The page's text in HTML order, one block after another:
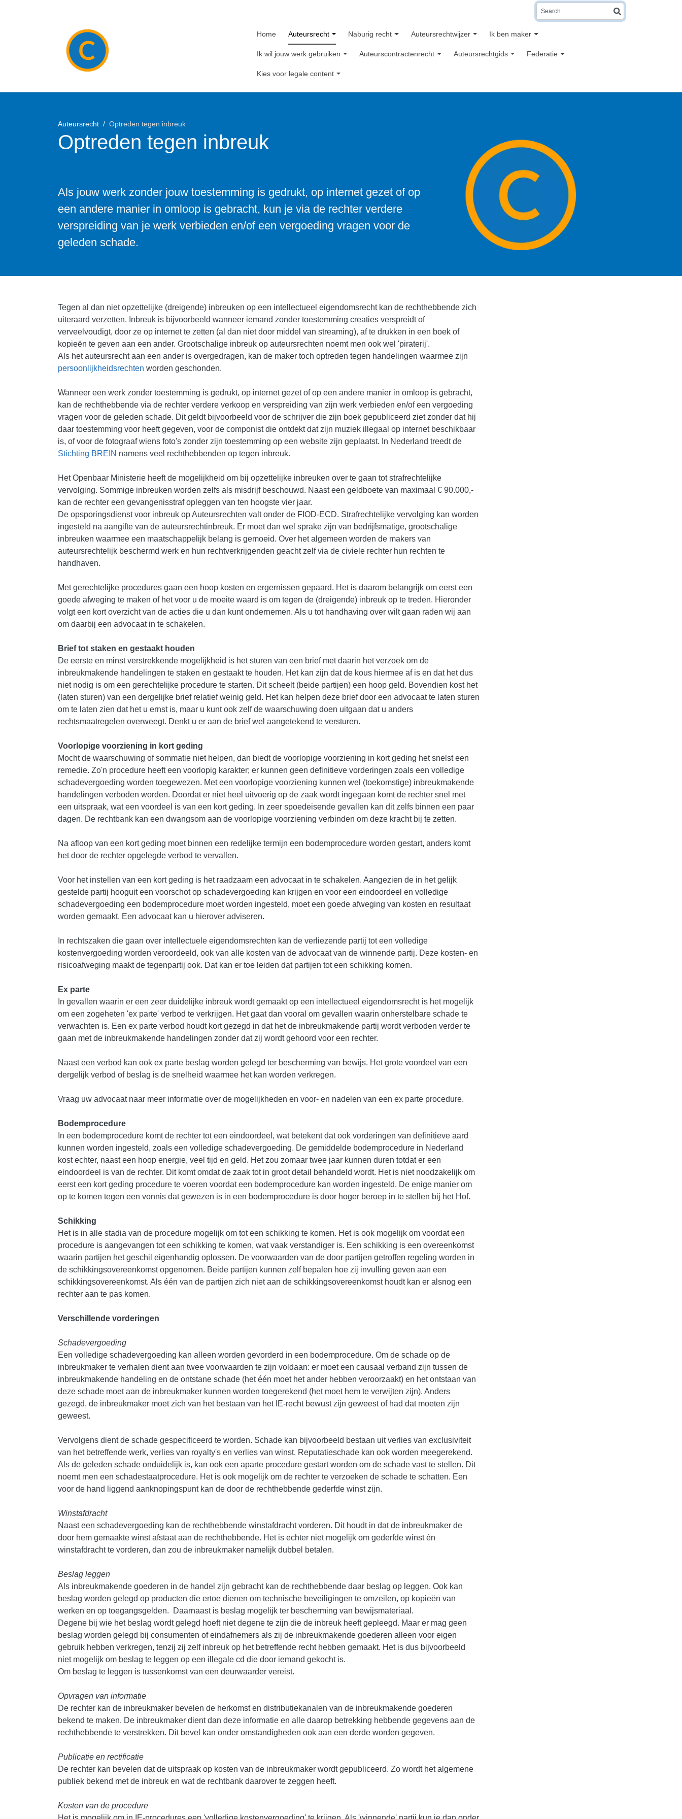
Home Auteursrecht Naburig recht Auteursrechtwijzer Ik ben maker
Ik wil jouw werk gebruiken Auteurscontractenrecht Auteursrechtgids Federatie
Kies voor legale content
Auteursrecht Optreden tegen inbreuk
Optreden tegen inbreuk
Als jouw werk zonder jouw toestemming is gedrukt, op internet gezet of op
een andere manier in omloop is gebracht, kun je via de rechter verdere
verspreiding van je werk verbieden en/of een vergoeding vragen voor de
geleden schade.
Tegen al dan niet opzettelijke (dreigende) inbreuken op een intellectueel eigendomsrecht kan de rechthebbende zich
uiteraard verzetten. Inbreuk is bijvoorbeeld wanneer iemand zonder toestemming creaties verspreidt of
verveelvoudigt, door ze op internet te zetten (al dan niet door middel van streaming), af te drukken in een boek of
kopieën te geven aan een ander. Grootschalige inbreuk op auteursrechten noemt men ook wel 'piraterij'.
Als het auteursrecht aan een ander is overgedragen, kan de maker toch optreden tegen handelingen waarmee zijn
persoonlijkheidsrechten worden geschonden.
Wanneer een werk zonder toestemming is gedrukt, op internet gezet of op een andere manier in omloop is gebracht,
kan de rechthebbende via de rechter verdere verkoop en verspreiding van zijn werk verbieden en/of een vergoeding
vragen voor de geleden schade. Dit geldt bijvoorbeeld voor de schrijver die zijn boek gepubliceerd ziet zonder dat hij
daar toestemming voor heeft gegeven, voor de componist die ontdekt dat zijn muziek illegaal op internet beschikbaar
is, of voor de fotograaf wiens foto's zonder zijn toestemming op een website zijn geplaatst. In Nederland treedt de
Stichting BREIN namens veel rechthebbenden op tegen inbreuk.
Het Openbaar Ministerie heeft de mogelijkheid om bij opzettelijke inbreuken over te gaan tot strafrechtelijke
vervolging. Sommige inbreuken worden zelfs als misdrijf beschouwd. Naast een geldboete van maximaal € 90.000,-
kan de rechter een gevangenisstraf opleggen van ten hoogste vier jaar.
De opsporingsdienst voor inbreuk op Auteursrechten valt onder de FIOD-ECD. Strafrechtelijke vervolging kan worden
ingesteld na aangifte van de auteursrechtinbreuk. Er moet dan wel sprake zijn van bedrijfsmatige, grootschalige
inbreuken waarmee een maatschappelijk belang is gemoeid. Over het algemeen worden de makers van
auteursrechtelijk beschermd werk en hun rechtverkrijgenden geacht zelf via de civiele rechter hun rechten te
handhaven.
Met gerechtelijke procedures gaan een hoop kosten en ergernissen gepaard. Het is daarom belangrijk om eerst een
goede afweging te maken of het voor u de moeite waard is om tegen de (dreigende) inbreuk op te treden. Hieronder
volgt een kort overzicht van de acties die u dan kunt ondernemen. Als u tot handhaving over wilt gaan raden wij aan
om daarbij een advocaat in te schakelen.
Brief tot staken en gestaakt houden
De eerste en minst verstrekkende mogelijkheid is het sturen van een brief met daarin het verzoek om de
inbreukmakende handelingen te staken en gestaakt te houden. Het kan zijn dat de kous hiermee af is en dat het dus
niet nodig is om een gerechtelijke procedure te starten. Dit scheelt (beide partijen) een hoop geld. Bovendien kost het
(laten sturen) van een dergelijke brief relatief weinig geld. Het kan helpen deze brief door een advocaat te laten sturen
om te laten zien dat het u ernst is, maar u kunt ook zelf de waarschuwing doen uitgaan dat u anders
rechtsmaatregelen overweegt. Denkt u er aan de brief wel aangetekend te versturen.
Voorlopige voorziening in kort geding
Mocht de waarschuwing of sommatie niet helpen, dan biedt de voorlopige voorziening in kort geding het snelst een
remedie. Zo'n procedure heeft een voorlopig karakter; er kunnen geen definitieve vorderingen zoals een volledige
schadevergoeding worden toegewezen. Met een voorlopige voorziening kunnen wel (toekomstige) inbreukmakende
handelingen verboden worden. Doordat er niet heel uitvoerig op de zaak wordt ingegaan komt de rechter snel met
een uitspraak, wat een voordeel is van een kort geding. In zeer spoedeisende gevallen kan dit zelfs binnen een paar
dagen. De rechtbank kan een dwangsom aan de voorlopige voorziening verbinden om deze kracht bij te zetten.
Na afloop van een kort geding moet binnen een redelijke termijn een bodemprocedure worden gestart, anders komt
het door de rechter opgelegde verbod te vervallen.
Voor het instellen van een kort geding is het raadzaam een advocaat in te schakelen. Aangezien de in het gelijk
gestelde partij hooguit een voorschot op schadevergoeding kan krijgen en voor een eindoordeel en volledige
schadevergoeding een bodemprocedure moet worden ingesteld, moet een goede afweging van kosten en resultaat
worden gemaakt. Een advocaat kan u hierover adviseren.
In rechtszaken die gaan over intellectuele eigendomsrechten kan de verliezende partij tot een volledige
kostenvergoeding worden veroordeeld, ook van alle kosten van de advocaat van de winnende partij. Deze kosten- en
risicoafweging maakt de tegenpartij ook. Dat kan er toe leiden dat partijen tot een schikking komen.
Ex parte
In gevallen waarin er een zeer duidelijke inbreuk wordt gemaakt op een intellectueel eigendomsrecht is het mogelijk
om een zogeheten 'ex parte' verbod te verkrijgen. Het gaat dan vooral om gevallen waarin onherstelbare schade te
verwachten is. Een ex parte verbod houdt kort gezegd in dat het de inbreukmakende partij wordt verboden verder te
gaan met de inbreukmakende handelingen zonder dat zij wordt gehoord voor een rechter.
Naast een verbod kan ook ex parte beslag worden gelegd ter bescherming van bewijs. Het grote voordeel van een
dergelijk verbod of beslag is de snelheid waarmee het kan worden verkregen.
Vraag uw advocaat naar meer informatie over de mogelijkheden en voor- en nadelen van een ex parte procedure.
Bodemprocedure
In een bodemprocedure komt de rechter tot een eindoordeel, wat betekent dat ook vorderingen van definitieve aard
kunnen worden ingesteld, zoals een volledige schadevergoeding. De gemiddelde bodemprocedure in Nederland
kost echter, naast een hoop energie, veel tijd en geld. Het zou zomaar twee jaar kunnen duren totdat er een
eindoordeel is van de rechter. Dit komt omdat de zaak tot in groot detail behandeld wordt. Het is niet noodzakelijk om
eerst een kort geding procedure te voeren voordat een bodemprocedure kan worden ingesteld. De enige manier om
op te komen tegen een vonnis dat gewezen is in een bodemprocedure is door hoger beroep in te stellen bij het Hof.
Schikking
Het is in alle stadia van de procedure mogelijk om tot een schikking te komen. Het is ook mogelijk om voordat een
procedure is aangevangen tot een schikking te komen, wat vaak verstandiger is. Een schikking is een overeenkomst
waarin partijen het geschil eigenhandig oplossen. De voorwaarden van de door partijen getroffen regeling worden in
de schikkingsovereenkomst opgenomen. Beide partijen kunnen zelf bepalen hoe zij invulling geven aan een
schikkingsovereenkomst. Als één van de partijen zich niet aan de schikkingsovereenkomst houdt kan er alsnog een
rechter aan te pas komen.
Verschillende vorderingen
Schadevergoeding
Een volledige schadevergoeding kan alleen worden gevorderd in een bodemprocedure. Om de schade op de
inbreukmaker te verhalen dient aan twee voorwaarden te zijn voldaan: er moet een causaal verband zijn tussen de
inbreukmakende handeling en de ontstane schade (het één moet het ander hebben veroorzaakt) en het ontstaan van
deze schade moet aan de inbreukmaker kunnen worden toegerekend (het moet hem te verwijten zijn). Anders
gezegd, de inbreukmaker moet zich van het bestaan van het IE-recht bewust zijn geweest of had dat moeten zijn
geweest.
Vervolgens dient de schade gespecificeerd te worden. Schade kan bijvoorbeeld bestaan uit verlies van exclusiviteit
van het betreffende werk, verlies van royalty's en verlies van winst. Reputatieschade kan ook worden meegerekend.
Als de geleden schade onduidelijk is, kan ook een aparte procedure gestart worden om de schade vast te stellen. Dit
noemt men een schadestaatprocedure. Het is ook mogelijk om de rechter te verzoeken de schade te schatten. Een
voor de hand liggend aanknopingspunt kan de door de rechthebbende gederfde winst zijn.
Winstafdracht
Naast een schadevergoeding kan de rechthebbende winstafdracht vorderen. Dit houdt in dat de inbreukmaker de
door hem gemaakte winst afstaat aan de rechthebbende. Het is echter niet mogelijk om gederfde winst én
winstafdracht te vorderen, dan zou de inbreukmaker namelijk dubbel betalen.
Beslag leggen
Als inbreukmakende goederen in de handel zijn gebracht kan de rechthebbende daar beslag op leggen. Ook kan
beslag worden gelegd op producten die ertoe dienen om technische beveiligingen te omzeilen, op kopieën van
werken en op toegangsgelden. Daarnaast is beslag mogelijk ter bescherming van bewijsmateriaal.
Degene bij wie het beslag wordt gelegd hoeft niet degene te zijn die de inbreuk heeft gepleegd. Maar er mag geen
beslag worden gelegd bij consumenten of eindafnemers als zij de inbreukmakende goederen alleen voor eigen
gebruik hebben verkregen, tenzij zij zelf inbreuk op het betreffende recht hebben gemaakt. Het is dus bijvoorbeeld
niet mogelijk om beslag te leggen op een illegale cd die door iemand gekocht is.
Om beslag te leggen is tussenkomst van een deurwaarder vereist.
Opvragen van informatie
De rechter kan de inbreukmaker bevelen de herkomst en distributiekanalen van de inbreukmakende goederen
bekend te maken. De inbreukmaker dient dan deze informatie en alle daarop betrekking hebbende gegevens aan de
rechthebbende te verstrekken. Dit bevel kan onder omstandigheden ook aan een derde worden gegeven.
Publicatie en rectificatie
De rechter kan bevelen dat de uitspraak op kosten van de inbreukmaker wordt gepubliceerd. Zo wordt het algemene
publiek bekend met de inbreuk en wat de rechtbank daarover te zeggen heeft.
Kosten van de procedure